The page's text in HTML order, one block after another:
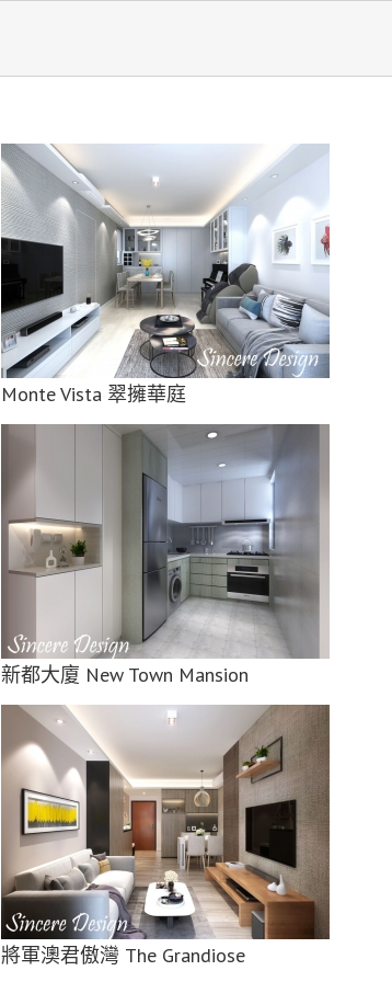
Monte Vista 翠擁華庭
新都大廈 New Town Mansion
將軍澳君傲灣 The Grandiose